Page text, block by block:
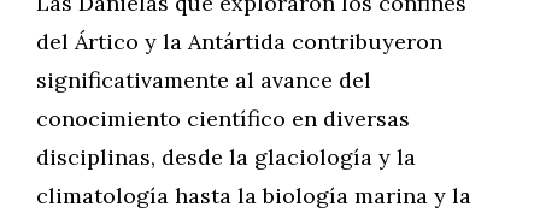
del Ártico y la Antártida contribuyeron
significativamente al avance del
conocimiento científico en diversas
disciplinas, desde la glaciología y la
climatología hasta la biología marina y la